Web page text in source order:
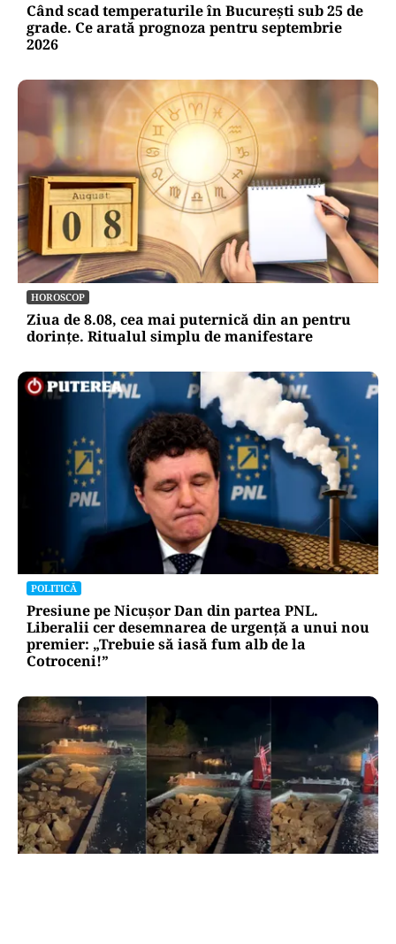
Când scad temperaturile în București sub 25 de
grade. Ce arată prognoza pentru septembrie
2026
HOROSCOP
Ziua de 8.08, cea mai puternică din an pentru
dorințe. Ritualul simplu de manifestare
POLITICĂ
Presiune pe Nicușor Dan din partea PNL.
Liberalii cer desemnarea de urgență a unui nou
premier: „Trebuie să iasă fum alb de la
Cotroceni!”